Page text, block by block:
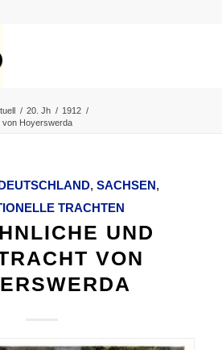
/ 20. Jh / 1912 /
von Hoyerswerda
, SACHSEN,
TRACHTEN
UND
VON